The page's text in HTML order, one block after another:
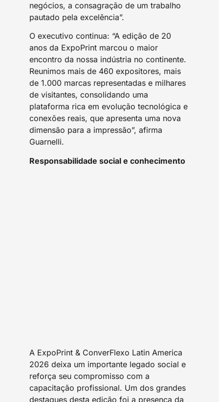
negócios, a consagração de um trabalho
pautado pela excelência”.
O executivo continua: “A edição de 20
anos da ExpoPrint marcou o maior
encontro da nossa indústria no continente.
Reunimos mais de 460 expositores, mais
de 1.000 marcas representadas e milhares
de visitantes, consolidando uma
plataforma rica em evolução tecnológica e
conexões reais, que apresenta uma nova
dimensão para a impressão”, afirma
Guarnelli.
Responsabilidade social e conhecimento
A ExpoPrint & ConverFlexo Latin America
2026 deixa um importante legado social e
reforça seu compromisso com a
capacitação profissional. Um dos grandes
destaques desta edição foi a presença da